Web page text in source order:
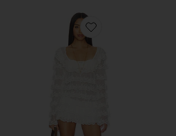
Favorite ПЛАТЬЕ AIMEE